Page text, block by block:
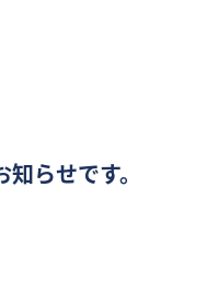
らせです。